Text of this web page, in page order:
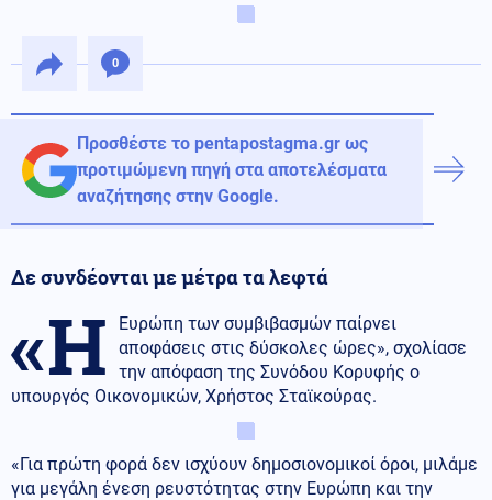
0
Προσθέστε το pentapostagma.gr ως
προτιμώμενη πηγή στα αποτελέσματα
αναζήτησης στην Google.
Δε συνδέονται με μέτρα τα λεφτά
«Η
Ευρώπη των συμβιβασμών παίρνει
αποφάσεις στις δύσκολες ώρες», σχολίασε
την απόφαση της Συνόδου Κορυφής ο
υπουργός Οικονομικών, Χρήστος Σταϊκούρας.
«Για πρώτη φορά δεν ισχύουν δημοσιονομικοί όροι, μιλάμε
για μεγάλη ένεση ρευστότητας στην Ευρώπη και την